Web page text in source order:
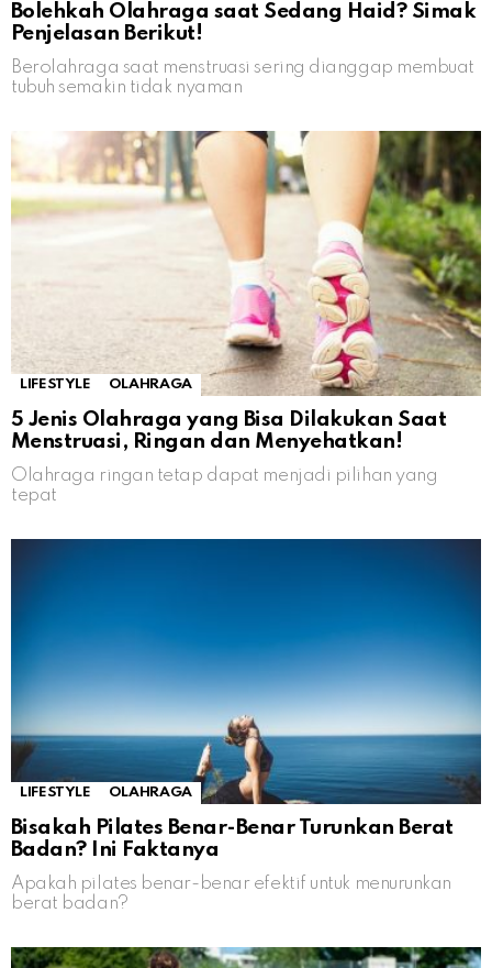
Bolehkah Olahraga saat Sedang Haid? Simak
Penjelasan Berikut!
Berolahraga saat menstruasi sering dianggap membuat
tubuh semakin tidak nyaman
LIFESTYLE OLAHRAGA
5 Jenis Olahraga yang Bisa Dilakukan Saat
Menstruasi, Ringan dan Menyehatkan!
Olahraga ringan tetap dapat menjadi pilihan yang
tepat
LIFESTYLE OLAHRAGA
Bisakah Pilates Benar-Benar Turunkan Berat
Badan? Ini Faktanya
Apakah pilates benar-benar efektif untuk menurunkan
berat badan?